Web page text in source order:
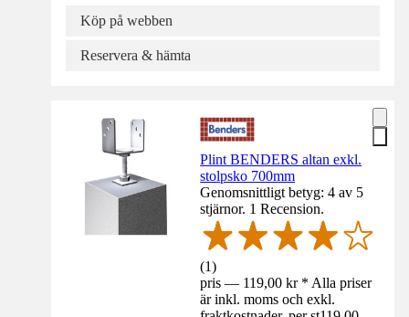
Köp på webben
Reservera & hämta
Plint BENDERS altan exkl.
stolpsko 700mm
Genomsnittligt betyg: 4 av 5
stjärnor. 1 Recension.
(1)
pris — 119,00 kr * Alla priser
är inkl. moms och exkl.